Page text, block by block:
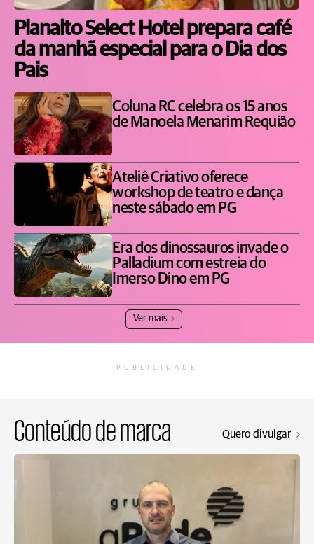
Planalto Select Hotel prepara café
da manhã especial para o Dia dos
Pais
Coluna RC celebra os 15 anos
de Manoela Menarim Requião
Ateliê Criativo oferece
workshop de teatro e dança
neste sábado em PG
Era dos dinossauros invade o
Palladium com estreia do
Imerso Dino em PG
Ver mais
PUBLICIDADE
Conteúdo de marca Quero divulgar